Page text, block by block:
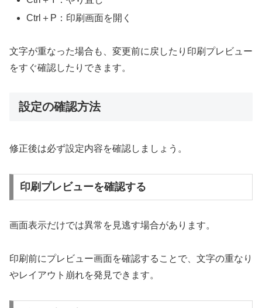
Ctrl＋P：印刷画面を開く
文字が重なった場合も、変更前に戻したり印刷プレビュー
をすぐ確認したりできます。
設定の確認方法
修正後は必ず設定内容を確認しましょう。
印刷プレビューを確認する
画面表示だけでは異常を見逃す場合があります。
印刷前にプレビュー画面を確認することで、文字の重なり
やレイアウト崩れを発見できます。